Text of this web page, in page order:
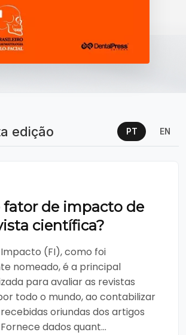
edição PT EN
fator de impacto de
científica?
(FI), como foi
nomeado, é a principal
para avaliar as revistas
todo o mundo, ao contabilizar
oriundas dos artigos
dados quant...